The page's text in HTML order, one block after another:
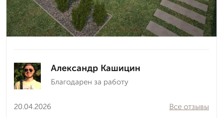
Александр Кашицин
Благодарен за работу
20.04.2026
Все отзывы